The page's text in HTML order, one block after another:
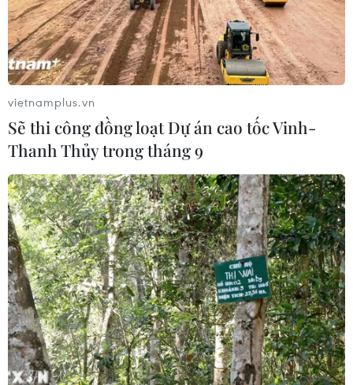
Dịch bệnh COVID-19: Iran thông báo hơn
60% số ca mắc đã khỏi bệnh
12/04/2020 14:01
Iran là quốc gia chịu ảnh hưởng nặng nề nhất bởi đại
dịch COVID-19 ở khu vực Trung Đông, tuy nhiên nướ này
đã có có 43.894 trường hợp khỏi bệnh được xuất viện
vietnamplus.vn
Sẽ thi công đồng loạt Dự án cao tốc Vinh-
Thanh Thủy trong tháng 9